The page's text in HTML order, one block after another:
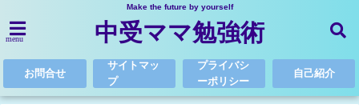
Make the future by yourself
menu 中受ママ勉強術
お問合せ
サイトマッ
プ
プライバシ
ーポリシー
自己紹介